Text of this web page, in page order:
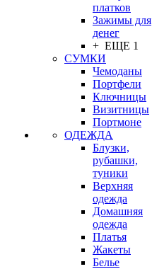
платков
Зажимы для
денег
+ ЕЩЕ 1
СУМКИ
Чемоданы
Портфели
Ключницы
Визитницы
Портмоне
ОДЕЖДА
Блузки,
рубашки,
туники
Верхняя
одежда
Домашняя
одежда
Платья
Жакеты
Белье